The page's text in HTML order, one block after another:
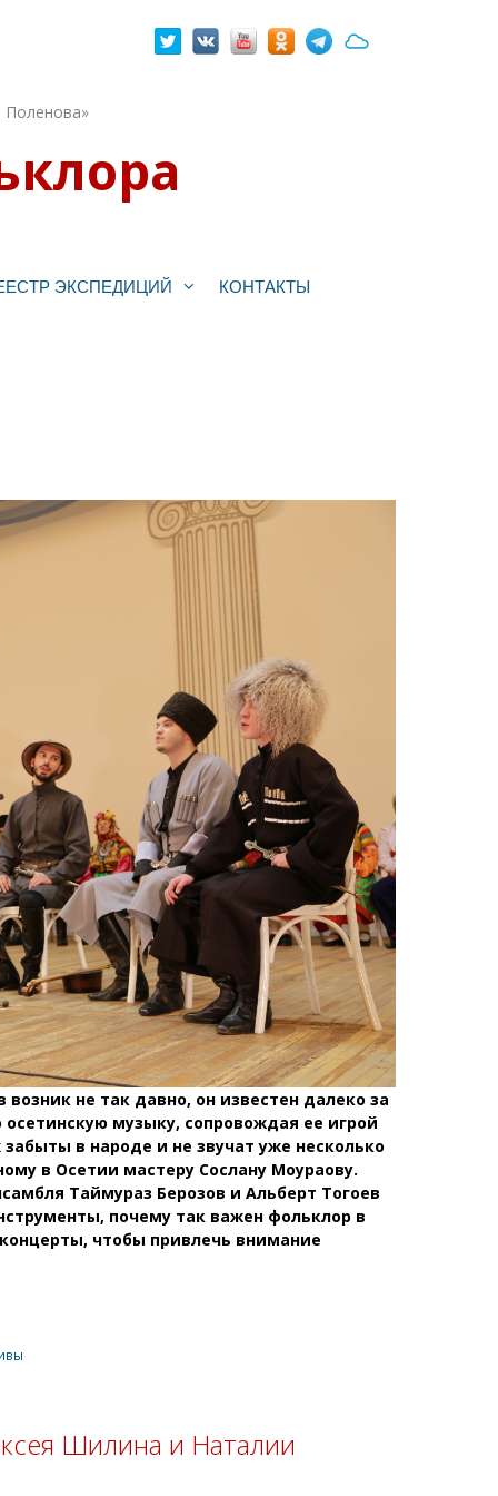
Поленова»
ЭКСПЕДИЦИЙ КОНТАКТЫ
не так давно, он известен далеко за
музыку, сопровождая ее игрой
в народе и не звучат уже несколько
в Осетии мастеру Сослану Моураову.
Таймураз Берозов и Альберт Тогоев
почему так важен фольклор в
чтобы привлечь внимание
Шилина и Наталии